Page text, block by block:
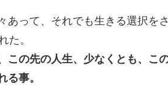
あって、それでも生きる選択を
た。
この先の人生、少なくとも、こ
る事。